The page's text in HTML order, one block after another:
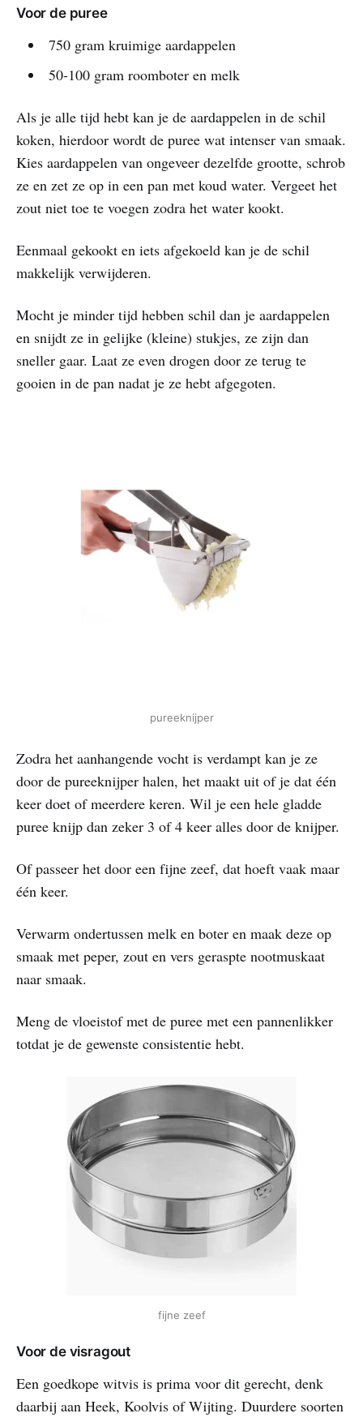
Voor de puree
750 gram kruimige aardappelen
50-100 gram roomboter en melk
Als je alle tijd hebt kan je de aardappelen in de schil
koken, hierdoor wordt de puree wat intenser van smaak.
Kies aardappelen van ongeveer dezelfde grootte, schrob
ze en zet ze op in een pan met koud water. Vergeet het
zout niet toe te voegen zodra het water kookt.
Eenmaal gekookt en iets afgekoeld kan je de schil
makkelijk verwijderen.
Mocht je minder tijd hebben schil dan je aardappelen
en snijdt ze in gelijke (kleine) stukjes, ze zijn dan
sneller gaar. Laat ze even drogen door ze terug te
gooien in de pan nadat je ze hebt afgegoten.
pureeknijper
Zodra het aanhangende vocht is verdampt kan je ze
door de pureeknijper halen, het maakt uit of je dat één
keer doet of meerdere keren. Wil je een hele gladde
puree knijp dan zeker 3 of 4 keer alles door de knijper.
Of passeer het door een fijne zeef, dat hoeft vaak maar
één keer.
Verwarm ondertussen melk en boter en maak deze op
smaak met peper, zout en vers geraspte nootmuskaat
naar smaak.
Meng de vloeistof met de puree met een pannenlikker
totdat je de gewenste consistentie hebt.
fijne zeef
Voor de visragout
Een goedkope witvis is prima voor dit gerecht, denk
daarbij aan Heek, Koolvis of Wijting. Duurdere soorten